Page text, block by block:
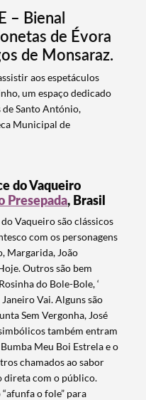
– Bienal
de Évora
de Monsaraz.
aos espetáculos
um espaço dedicado
de Santo António,
Municipal de
do Vaqueiro
Presepada, Brasil
Vaqueiro são clássicos
com os personagens
Margarida, João
Outros são bem
do Bole-Bole, ‘
Vai. Alguns são
Sem Vergonha, José
também entram
Meu Boi Estrela e o
chamados ao sabor
direta com o público.
o fole” para